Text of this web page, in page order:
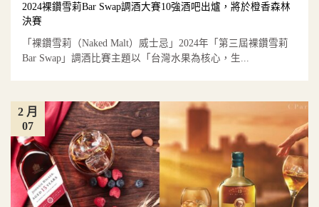
2024裸鑽雪莉Bar Swap調酒大賽10強酒吧出爐，將於橙香森林
決賽
「裸鑽雪莉（Naked Malt）威士忌」2024年「第三屆裸鑽雪莉
Bar Swap」調酒比賽主題以「台灣水果為核心，生...
07
2 月